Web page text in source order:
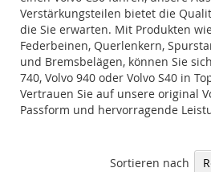
Verstärkungsteilen bietet die
die Sie erwarten. Mit Produkten
Federbeinen, Querlenkern,
und Bremsbelägen, können Sie
740, Volvo 940 oder Volvo S40 in
Vertrauen Sie auf unsere original
Passform und hervorragende
Sortieren nach